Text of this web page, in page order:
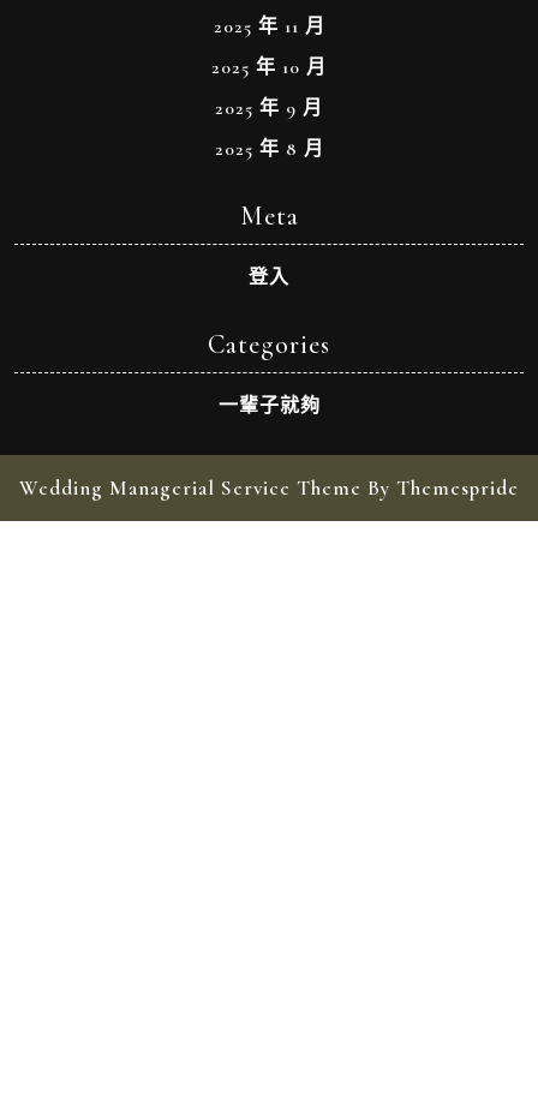
2025 年 11 月
2025 年 10 月
2025 年 9 月
2025 年 8 月
Meta
登入
Categories
一輩子就夠
Wedding Managerial Service Theme By Themespride